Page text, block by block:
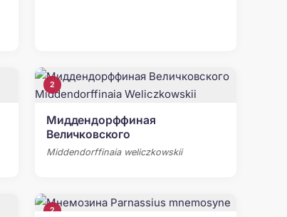
2
Миддендорффиная
Величковского
Middendorffinaia weliczkowskii
2